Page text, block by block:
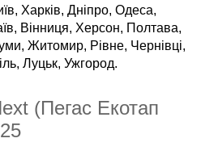
Харків, Дніпро, Одеса,
Вінниця, Херсон, Полтава,
Житомир, Рівне, Чернівці,
Луцьк, Ужгород.
(Пегас Екотап